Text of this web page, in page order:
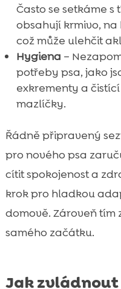
Často se setkáme
obsahují krmivo,
což může ulehčit
Hygiena –
potřeby psa, jako
exkrementy a
mazlíčky.
Řádně připravený
pro nového psa
cítit spokojenost a
krok pro hladkou
domově. Zároveň tím
samého začátku.
Jak